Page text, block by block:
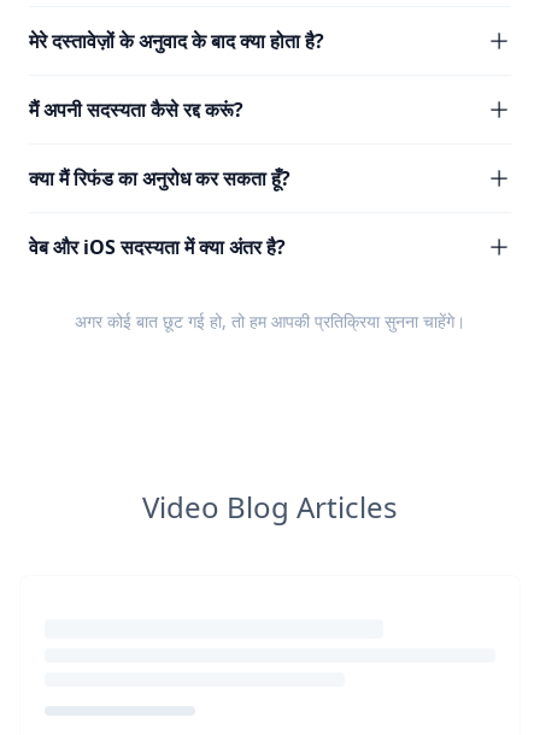
मेरे दस्तावेज़ों के अनुवाद के बाद क्या होता है?
मैं अपनी सदस्यता कैसे रद्द करूं?
क्या मैं रिफंड का अनुरोध कर सकता हूँ?
वेब और iOS सदस्यता में क्या अंतर है?
अगर कोई बात छूट गई हो, तो हम आपकी प्रतिक्रिया सुनना चाहेंगे।
Video Blog Articles